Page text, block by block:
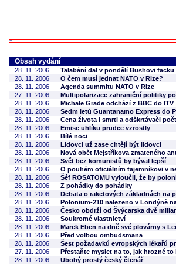
Obsah vydání
28. 11. 2006
Talabání dal v pondělí Bushovi facku
28. 11. 2006
O čem musí jednat NATO v Rize?
28. 11. 2006
Agenda summitu NATO v Rize
27. 11. 2006
Multipolarizace zahraniční politiky
28. 11. 2006
Michale Grade odchází z BBC do ITV
28. 11. 2006
Sedm letů Guantanamo Express do
28. 11. 2006
Cena života i smrti a odškrtávači
28. 11. 2006
Emise uhlíku prudce vzrostly
28. 11. 2006
Bílé noci
28. 11. 2006
Lidovci už zase chtějí být lidovci
28. 11. 2006
Nová obět Mejstříkova zmateného
28. 11. 2006
Svět bez komunistů by býval lepší
28. 11. 2006
O pouhém oficiálním tajemníkovi v
28. 11. 2006
Šéf ROSATOMU vyloučil, že by
28. 11. 2006
Z pohádky do pohádky
28. 11. 2006
Debata o raketových základnách na
28. 11. 2006
Polonium-210 nalezeno v Londýně
28. 11. 2006
Česko obdrží od Švýcarska dvě
28. 11. 2006
Soukromé vlastnictví
28. 11. 2006
Marek Eben na dně své plovárny s
28. 11. 2006
Před volbou ombudsmana
28. 11. 2006
Šest požadavků evropských lékařů
27. 11. 2006
Přestaňte myslet na to, jak hrozné
28. 11. 2006
Ubohý prostý český čtenář